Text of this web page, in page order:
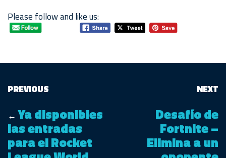
Please follow and like us:
PREVIOUS
←Ya disponibles
las entradas
para el Rocket
NEXT
Desafío de
Fortnite –
Elimina a un